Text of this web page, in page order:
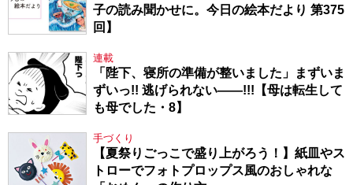
子の読み聞かせに。今日の絵本だより 第375
回】
連載
「陛下、寝所の準備が整いました」まずいま
ずいっ!! 逃げられない――!!!【母は転生して
も母でした・8】
手づくり
【夏祭りごっこで盛り上がろう！】紙皿やス
トローでフォトプロップス風のおしゃれな